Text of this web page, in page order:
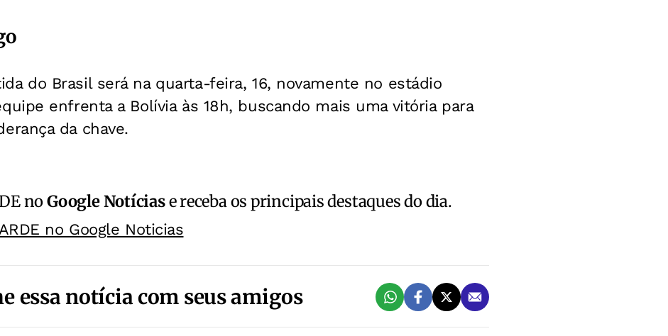
do Brasil será na quarta-feira, 16, novamente no estádio
enfrenta a Bolívia às 18h, buscando mais uma vitória para
da chave.
noGoogle Notíciase receba os principais destaques do dia.
no Google Noticias
essa notícia com seus amigos